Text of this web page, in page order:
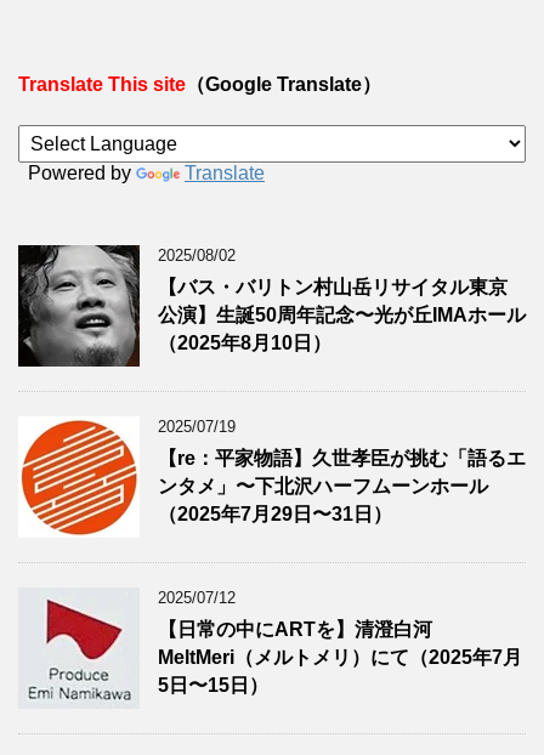
Translate This site （Google Translate）
Powered by Translate
2025/08/02
【バス・バリトン村山岳リサイタル東京
公演】生誕50周年記念〜光が丘IMAホール
（2025年8月10日）
2025/07/19
【re：平家物語】久世孝臣が挑む「語るエ
ンタメ」〜下北沢ハーフムーンホール
（2025年7月29日〜31日）
2025/07/12
【日常の中にARTを】清澄白河
MeltMeri（メルトメリ）にて（2025年7月
5日〜15日）